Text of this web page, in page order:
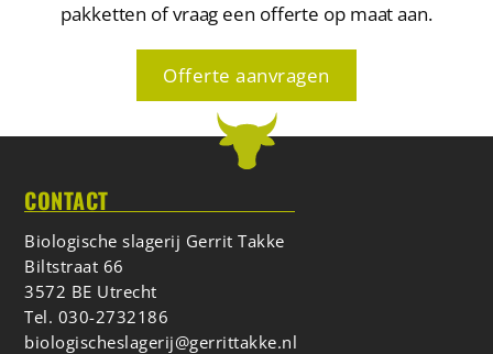
pakketten of vraag een offerte op maat aan.
Offerte aanvragen
CONTACT
Biologische slagerij Gerrit Takke
Biltstraat 66
3572 BE Utrecht
Tel. 030-2732186
biologischeslagerij@gerrittakke.nl